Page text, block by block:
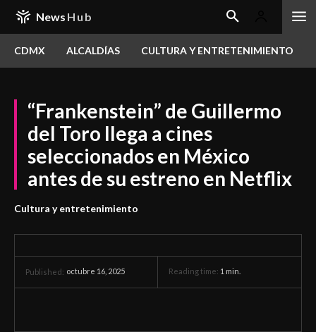
News Hub
CDMX ALCALDÍAS CULTURA Y ENTRETENIMIENTO
“Frankenstein” de Guillermo
del Toro llega a cines
seleccionados en México
antes de su estreno en Netflix
Cultura y entretenimiento
Published: octubre 16, 2025 Reading time: 1 min.